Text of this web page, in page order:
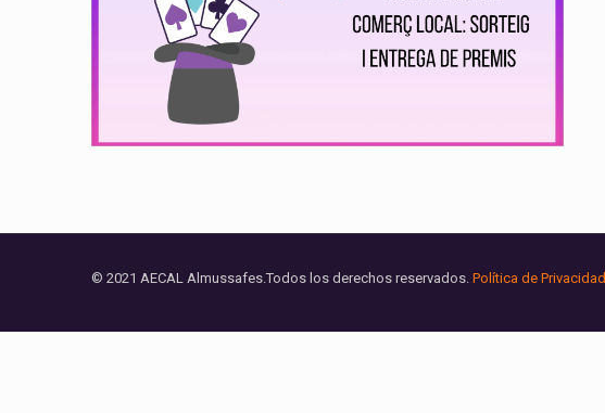
© 2021 AECAL Almussafes.Todos los derechos reservados. Política de Privacidad